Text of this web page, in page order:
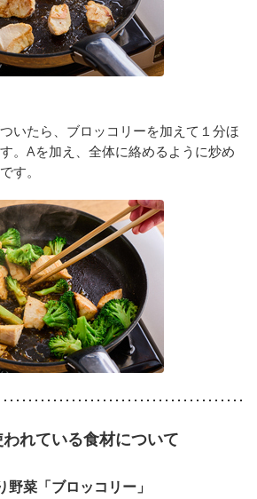
いたら、ブロッコリーを加えて１分ほ
。Aを加え、全体に絡めるように炒め
す。
れている食材について
野菜「ブロッコリー」